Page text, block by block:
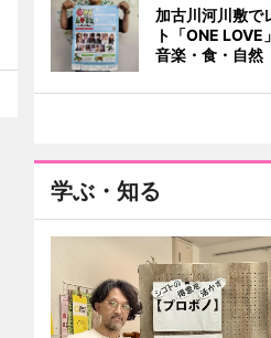
加古川河川敷で
ト「ONE
音楽・食・自然
学ぶ・知る